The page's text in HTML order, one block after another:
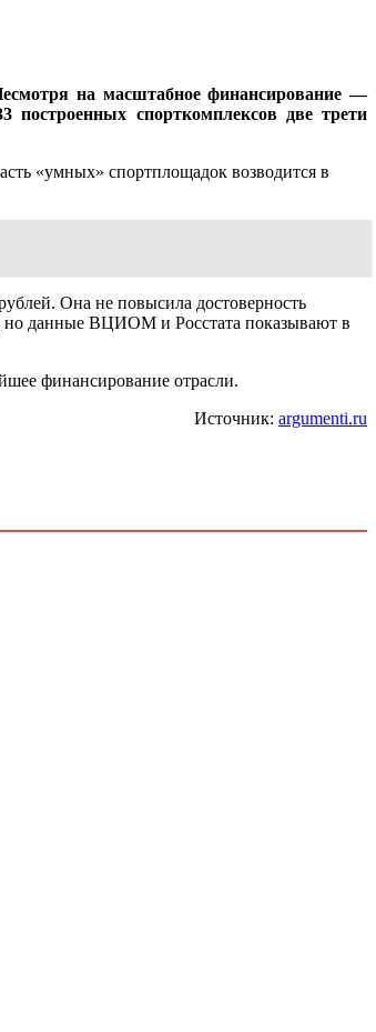
на масштабное финансирование —
спорткомплексов две трети
«умных» спортплощадок возводится в
Она не повысила достоверность
но данные ВЦИОМ и Росстата показывают в
финансирование отрасли.
Источник: argumenti.ru